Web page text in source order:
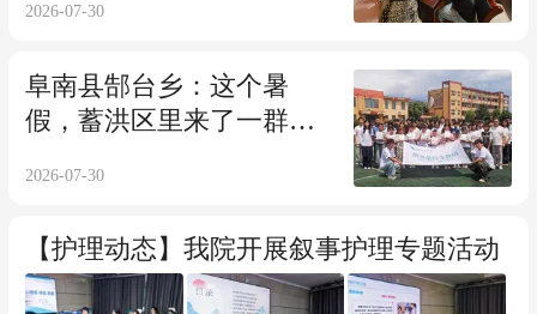
2026-07-30
阜南县郜台乡：这个暑
假，蓄洪区里来了一群大
2026-07-30
【护理动态】我院开展叙事护理专题活动